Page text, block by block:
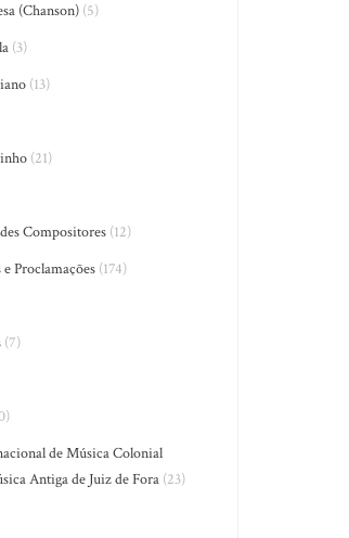
(Chanson) (5)
(3)
(13)
(21)
Compositores (12)
Proclamações (174)
(7)
de Música Colonial
Antiga de Juiz de Fora (23)